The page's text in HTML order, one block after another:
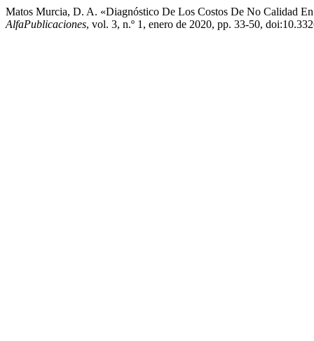
Matos Murcia, D. A. «Diagnóstico De Los Costos De No Calidad
AlfaPublicaciones, vol. 3, n.º 1, enero de 2020, pp. 33-50,